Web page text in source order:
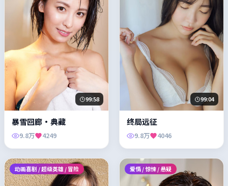
99:58
暴雪回廊·典藏
9.8万 4249
99:04
终局远征
9.8万 4046
动画喜剧 / 超级英雄 / 冒险 爱情 / 惊悚 / 悬疑